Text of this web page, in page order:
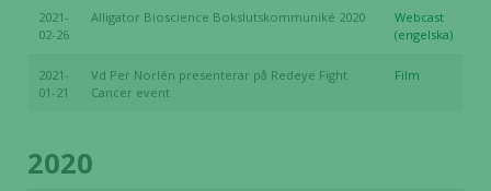
2021-
02-26
Alligator Bioscience Bokslutskommuniké 2020
Webcast
(engelska)
2021-
01-21
Vd Per Norlén presenterar på Redeye Fight
Cancer event
Film
2020
kunna
funktionalitet